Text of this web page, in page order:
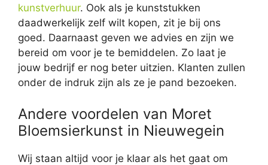
kunstverhuur. Ook als je kunststukken
daadwerkelijk zelf wilt kopen, zit je bij ons
goed. Daarnaast geven we advies en zijn we
bereid om voor je te bemiddelen. Zo laat je
jouw bedrijf er nog beter uitzien. Klanten zullen
onder de indruk zijn als ze je pand bezoeken.
Andere voordelen van Moret
Bloemsierkunst in Nieuwegein
Wij staan altijd voor je klaar als het gaat om